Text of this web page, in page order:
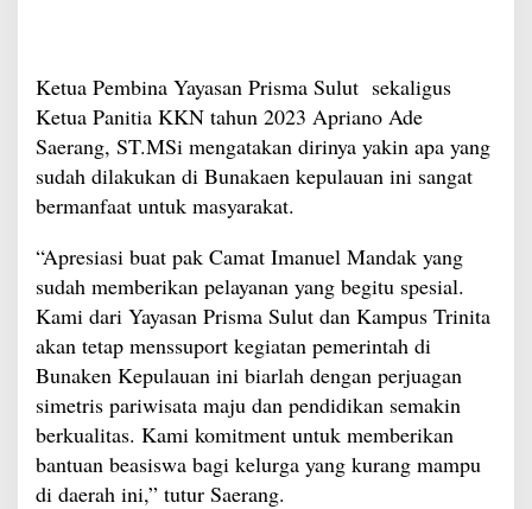
Ketua Pembina Yayasan Prisma Sulut sekaligus
Ketua Panitia KKN tahun 2023 Apriano Ade
Saerang, ST.MSi mengatakan dirinya yakin apa yang
sudah dilakukan di Bunakaen kepulauan ini sangat
bermanfaat untuk masyarakat.
“Apresiasi buat pak Camat Imanuel Mandak yang
sudah memberikan pelayanan yang begitu spesial.
Kami dari Yayasan Prisma Sulut dan Kampus Trinita
akan tetap menssuport kegiatan pemerintah di
Bunaken Kepulauan ini biarlah dengan perjuagan
simetris pariwisata maju dan pendidikan semakin
berkualitas. Kami komitment untuk memberikan
bantuan beasiswa bagi kelurga yang kurang mampu
di daerah ini,” tutur Saerang.